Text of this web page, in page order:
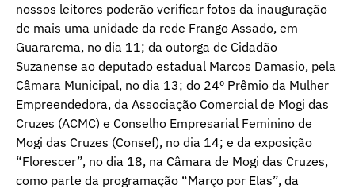
nossos leitores poderão verificar fotos da inauguração
de mais uma unidade da rede Frango Assado, em
Guararema, no dia 11; da outorga de Cidadão
Suzanense ao deputado estadual Marcos Damasio, pela
Câmara Municipal, no dia 13; do 24º Prêmio da Mulher
Empreendedora, da Associação Comercial de Mogi das
Cruzes (ACMC) e Conselho Empresarial Feminino de
Mogi das Cruzes (Consef), no dia 14; e da exposição
“Florescer”, no dia 18, na Câmara de Mogi das Cruzes,
como parte da programação “Março por Elas”, da